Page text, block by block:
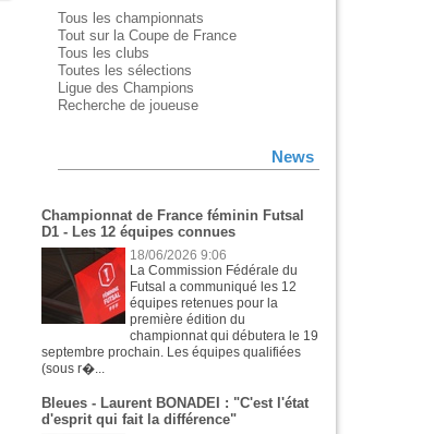
Tous les championnats
Tout sur la Coupe de France
Tous les clubs
Toutes les sélections
Ligue des Champions
Recherche de joueuse
News
Championnat de France féminin Futsal
D1 - Les 12 équipes connues
18/06/2026 9:06
La Commission Fédérale du
Futsal a communiqué les 12
équipes retenues pour la
première édition du
championnat qui débutera le 19
septembre prochain. Les équipes qualifiées
(sous r�...
Bleues - Laurent BONADEI : "C'est l'état
d'esprit qui fait la différence"